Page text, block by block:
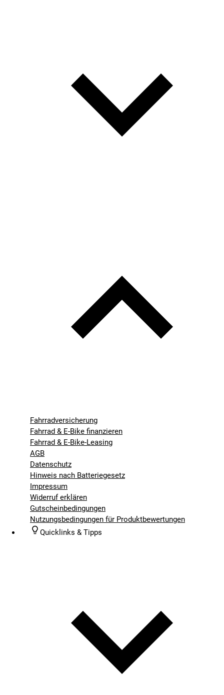
Fahrradversicherung
Fahrrad & E-Bike finanzieren
Fahrrad & E-Bike-Leasing
AGB
Datenschutz
Hinweis nach Batteriegesetz
Impressum
Widerruf erklären
Gutscheinbedingungen
Nutzungsbedingungen für Produktbewertungen
Quicklinks & Tipps